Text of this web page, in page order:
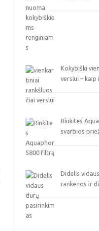
Kokybiški
verslui – kaip
Rinkitės
svarbios
Didelis
rankenos ir